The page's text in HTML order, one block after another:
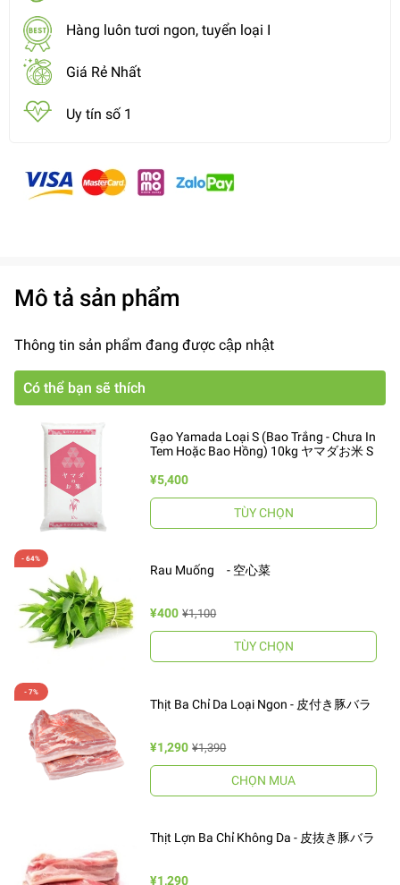
Hàng luôn tươi ngon, tuyển loại I
Giá Rẻ Nhất
Uy tín số 1
Mô tả sản phẩm
Thông tin sản phẩm đang được cập nhật
Có thể bạn sẽ thích
Gạo Yamada Loại S (Bao Trắng - Chưa In
Tem Hoặc Bao Hồng) 10kg ヤマダお米 S
¥5,400
TÙY CHỌN
Rau Muống - 空心菜
¥400 ¥1,100
TÙY CHỌN
Thịt Ba Chỉ Da Loại Ngon - 皮付き豚バラ
¥1,290 ¥1,390
CHỌN MUA
Thịt Lợn Ba Chỉ Không Da - 皮抜き豚バラ
¥1,290